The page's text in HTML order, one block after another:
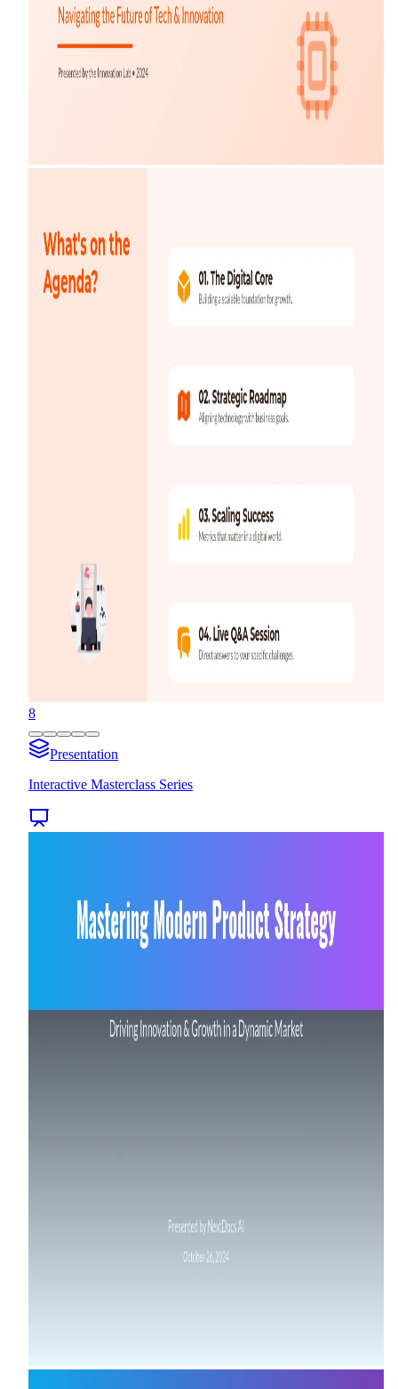
8
Presentation
Interactive Masterclass Series